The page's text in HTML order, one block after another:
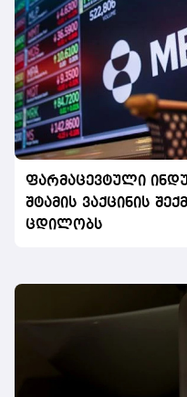
ფარმაცევტული
შტამის ვაქცინის
ცდილობს